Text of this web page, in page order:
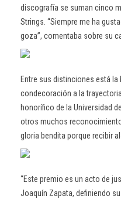
discografía se suman cinco
Strings. “Siempre me ha
goza”, comentaba sobre su
Entre sus distinciones está la
condecoración a la
honorífico de la Universidad
otros muchos
gloria bendita porque recibir
“Este premio es un acto de
Joaquín Zapata, definiendo